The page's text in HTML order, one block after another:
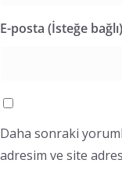
E-posta (İsteğe bağlı)
Daha sonraki
adresim ve site